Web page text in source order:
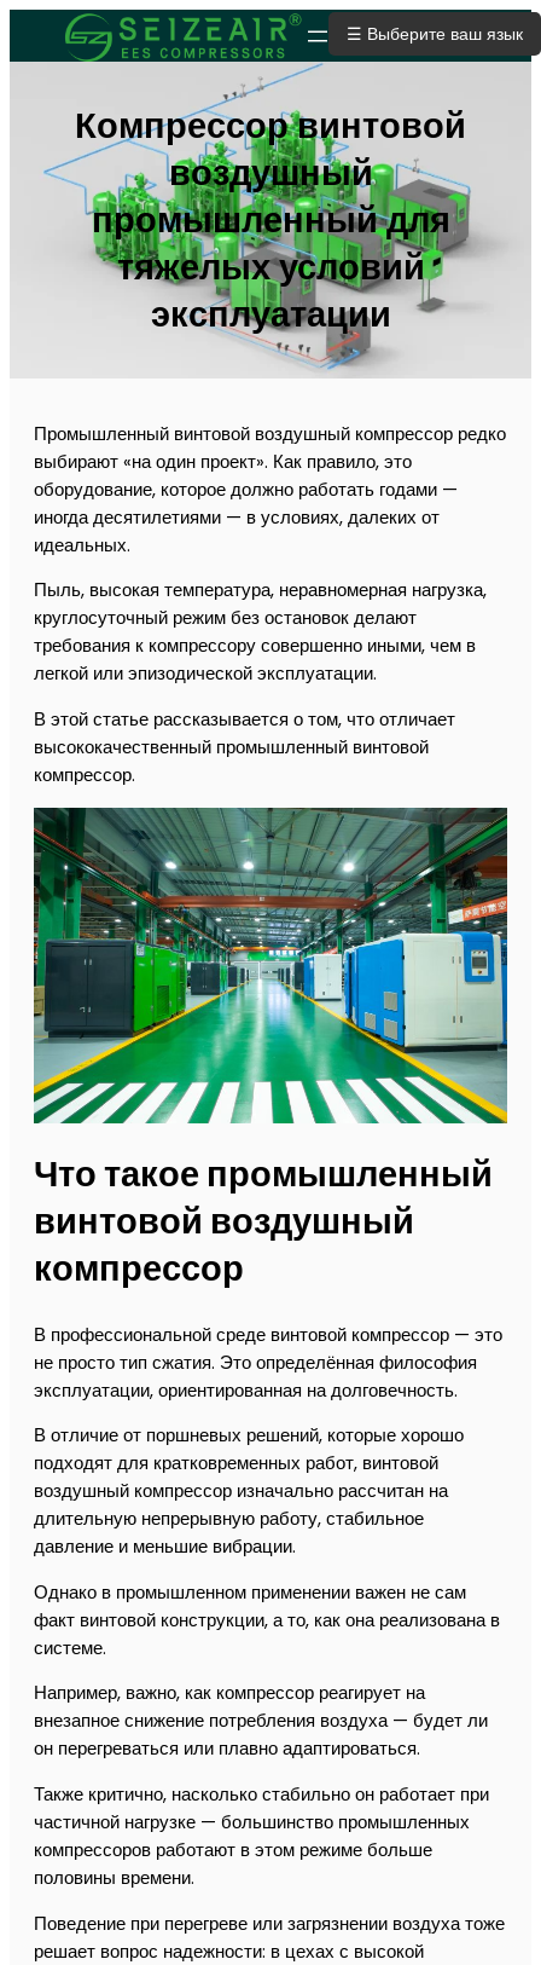
ОТПРАВИТЬ ЗАЯВКУ
☰ Выберите ваш язык
Компрессор винтовой
воздушный
промышленный для
тяжелых условий
эксплуатации
Промышленный винтовой воздушный компрессор редко
выбирают «на один проект». Как правило, это
оборудование, которое должно работать годами —
иногда десятилетиями — в условиях, далеких от
идеальных.
Пыль, высокая температура, неравномерная нагрузка,
круглосуточный режим без остановок делают
требования к компрессору совершенно иными, чем в
легкой или эпизодической эксплуатации.
В этой статье рассказывается о том, что отличает
высококачественный промышленный винтовой
компрессор.
Что такое промышленный
винтовой воздушный
компрессор
В профессиональной среде винтовой компрессор — это
не просто тип сжатия. Это определённая философия
эксплуатации, ориентированная на долговечность.
В отличие от поршневых решений, которые хорошо
подходят для кратковременных работ, винтовой
воздушный компрессор изначально рассчитан на
длительную непрерывную работу, стабильное
давление и меньшие вибрации.
Однако в промышленном применении важен не сам
факт винтовой конструкции, а то, как она реализована в
системе.
Например, важно, как компрессор реагирует на
внезапное снижение потребления воздуха — будет ли
он перегреваться или плавно адаптироваться.
Также критично, насколько стабильно он работает при
частичной нагрузке — большинство промышленных
компрессоров работают в этом режиме больше
половины времени.
Поведение при перегреве или загрязнении воздуха тоже
решает вопрос надежности: в цехах с высокой